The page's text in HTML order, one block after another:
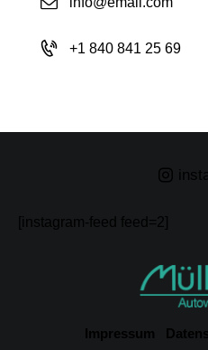
+1 840 841 25 69
[instagram-feed feed=2]
Impressum